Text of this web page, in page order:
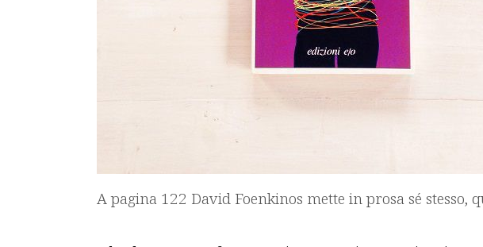
A pagina 122 David Foenkinos mette in prosa sé stesso,